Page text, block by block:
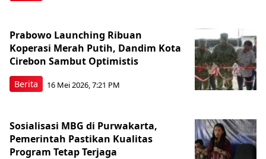
Berita
Prabowo Launching Ribuan
Koperasi Merah Putih, Dandim Kota
Cirebon Sambut Optimistis
16 Mei 2026, 7:21 PM
Sosialisasi MBG di Purwakarta,
Pemerintah Pastikan Kualitas
Program Tetap Terjaga